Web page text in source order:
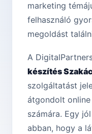
marketing
felhasználó
megoldást
A
készítés
szolgáltatást
átgondolt
számára. Egy
abban, hogy a